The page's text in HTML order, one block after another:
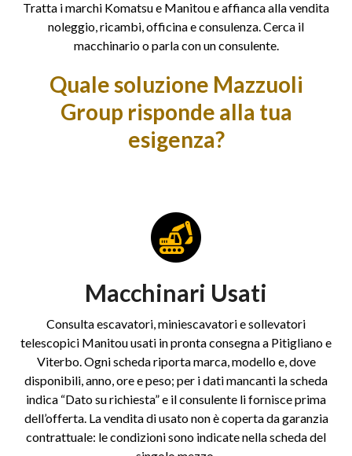
Tratta i marchi Komatsu e Manitou e affianca alla vendita
noleggio, ricambi, officina e consulenza. Cerca il
macchinario o parla con un consulente.
Quale soluzione Mazzuoli
Group risponde alla tua
esigenza?
Macchinari Usati
Consulta escavatori, miniescavatori e sollevatori
telescopici Manitou usati in pronta consegna a Pitigliano e
Viterbo. Ogni scheda riporta marca, modello e, dove
disponibili, anno, ore e peso; per i dati mancanti la scheda
indica “Dato su richiesta” e il consulente li fornisce prima
dell’offerta. La vendita di usato non è coperta da garanzia
contrattuale: le condizioni sono indicate nella scheda del